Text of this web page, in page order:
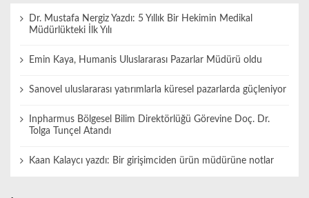
Dr. Mustafa Nergiz Yazdı: 5 Yıllık Bir Hekimin Medikal
Müdürlükteki İlk Yılı
Emin Kaya, Humanis Uluslararası Pazarlar Müdürü oldu
Sanovel uluslararası yatırımlarla küresel pazarlarda güçleniyor
Inpharmus Bölgesel Bilim Direktörlüğü Görevine Doç. Dr.
Tolga Tunçel Atandı
Kaan Kalaycı yazdı: Bir girişimciden ürün müdürüne notlar